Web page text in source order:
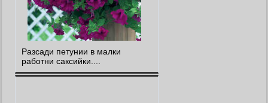
Разсади петунии в малки
работни саксийки....